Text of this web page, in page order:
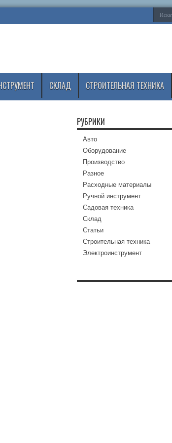
СКЛАД СТРОИТЕЛЬНАЯ ТЕХНИКА
РУБРИКИ
Авто
Оборудование
Производство
Разное
Расходные материалы
Ручной инструмент
Садовая техника
Склад
Статьи
Строительная техника
Электроинструмент